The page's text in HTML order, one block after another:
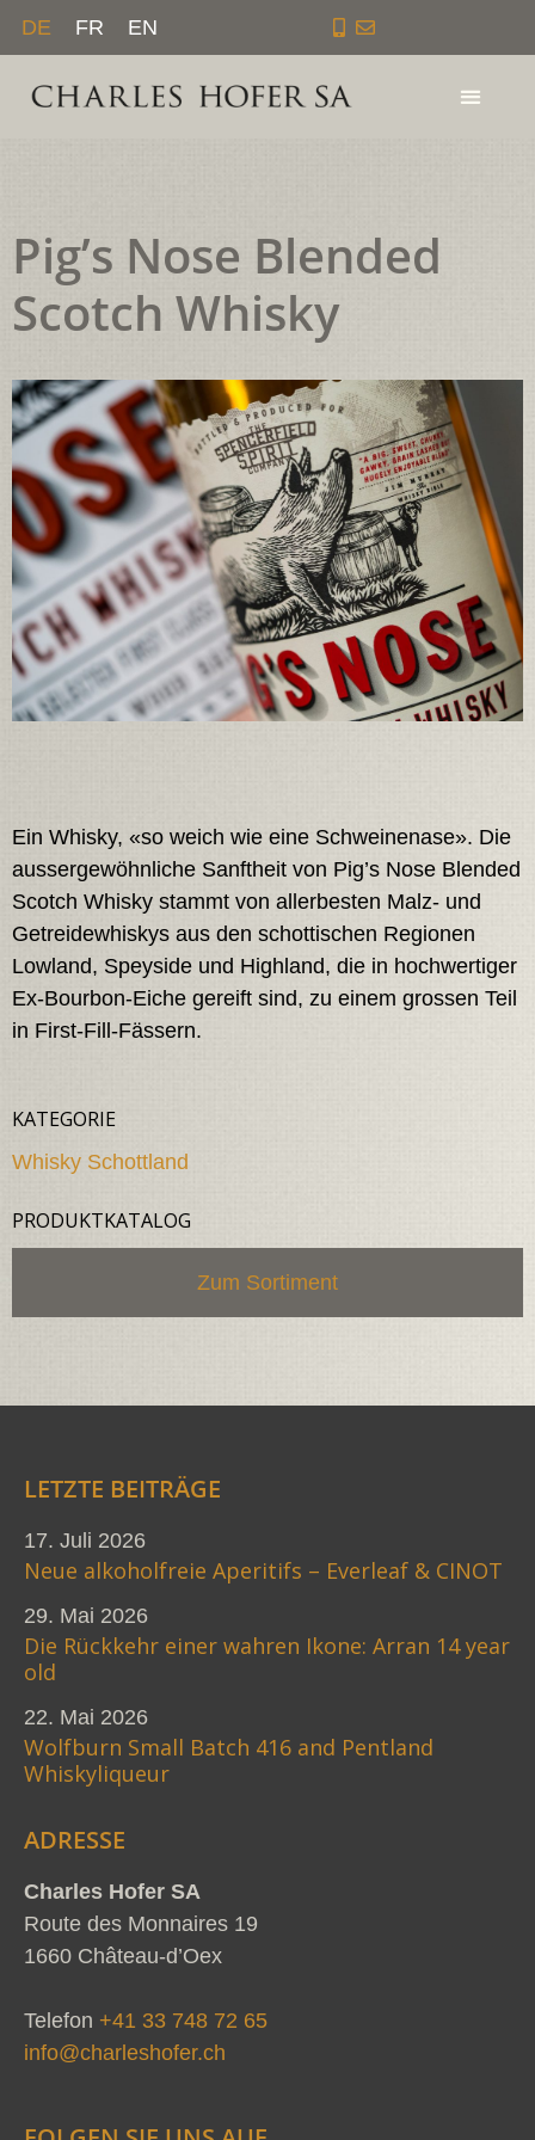
Zum
springen
DE FR EN
Pig’s Nose Blended
Scotch Whisky
Ein Whisky, «so weich wie eine Schweinenase». Die
aussergewöhnliche Sanftheit von Pig’s Nose Blended
Scotch Whisky stammt von allerbesten Malz- und
Getreidewhiskys aus den schottischen Regionen
Lowland, Speyside und Highland, die in hochwertiger
Ex-Bourbon-Eiche gereift sind, zu einem grossen Teil
in First-Fill-Fässern.
KATEGORIE
Whisky Schottland
PRODUKTKATALOG
Zum Sortiment
LETZTE BEITRÄGE
17. Juli 2026
Neue alkoholfreie Aperitifs – Everleaf & CINOT
29. Mai 2026
Die Rückkehr einer wahren Ikone: Arran 14 year
old
22. Mai 2026
Wolfburn Small Batch 416 and Pentland
Whiskyliqueur
ADRESSE
Charles Hofer SA
Route des Monnaires 19
1660 Château-d’Oex
Telefon +41 33 748 72 65
info@charleshofer.ch